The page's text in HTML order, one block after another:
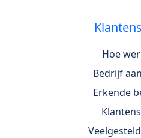
Hoe
Bedrijf
Erkende